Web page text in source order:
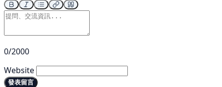
0/2000
Website
發表留言